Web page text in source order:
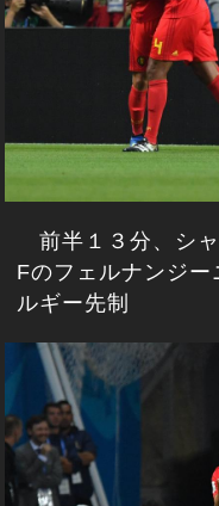
前半１３分、シ
Fのフェルナンジ
ルギー先制